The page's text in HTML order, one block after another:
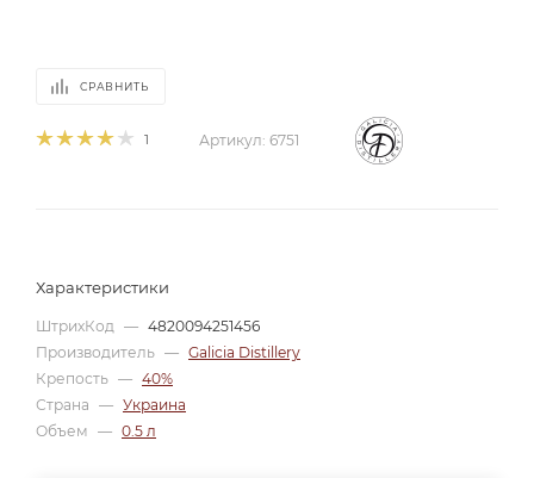
СРАВНИТЬ
1 Артикул: 6751
Характеристики
ШтрихКод — 4820094251456
Производитель — Galicia Distillery
Крепость — 40%
Страна — Украина
Объем — 0.5 л